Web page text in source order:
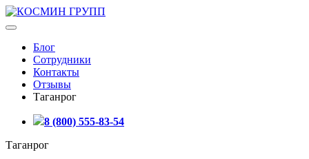
Блог
Сотрудники
Контакты
Отзывы
Таганрог
8 (800) 555-83-54
Таганрог